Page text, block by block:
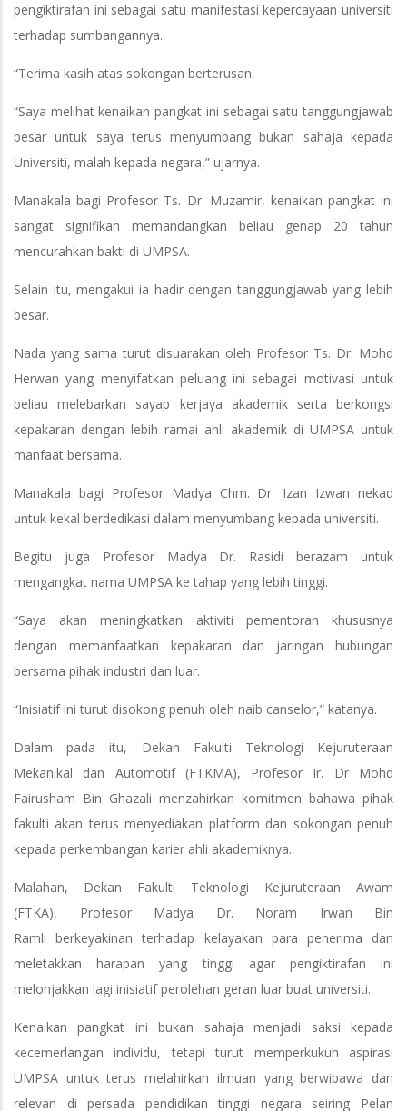
pengiktirafan ini sebagai satu manifestasi kepercayaan universiti
terhadap sumbangannya.
“Terima kasih atas sokongan berterusan.
“Saya melihat kenaikan pangkat ini sebagai satu tanggungjawab
besar untuk saya terus menyumbang bukan sahaja kepada
Universiti, malah kepada negara,” ujarnya.
Manakala bagi Profesor Ts. Dr. Muzamir, kenaikan pangkat ini
sangat signifikan memandangkan beliau genap 20 tahun
mencurahkan bakti di UMPSA.
Selain itu, mengakui ia hadir dengan tanggungjawab yang lebih
besar.
Nada yang sama turut disuarakan oleh Profesor Ts. Dr. Mohd
Herwan yang menyifatkan peluang ini sebagai motivasi untuk
beliau melebarkan sayap kerjaya akademik serta berkongsi
kepakaran dengan lebih ramai ahli akademik di UMPSA untuk
manfaat bersama.
Manakala bagi Profesor Madya Chm. Dr. Izan Izwan nekad
untuk kekal berdedikasi dalam menyumbang kepada universiti.
Begitu juga Profesor Madya Dr. Rasidi berazam untuk
mengangkat nama UMPSA ke tahap yang lebih tinggi.
“Saya akan meningkatkan aktiviti pementoran khususnya
dengan memanfaatkan kepakaran dan jaringan hubungan
bersama pihak industri dan luar.
“Inisiatif ini turut disokong penuh oleh naib canselor,” katanya.
Dalam pada itu, Dekan Fakulti Teknologi Kejuruteraan
Mekanikal dan Automotif (FTKMA), Profesor Ir. Dr Mohd
Fairusham Bin Ghazali menzahirkan komitmen bahawa pihak
fakulti akan terus menyediakan platform dan sokongan penuh
kepada perkembangan karier ahli akademiknya.
Malahan, Dekan Fakulti Teknologi Kejuruteraan Awam
(FTKA), Profesor Madya Dr. Noram Irwan Bin
Ramli berkeyakinan terhadap kelayakan para penerima dan
meletakkan harapan yang tinggi agar pengiktirafan ini
melonjakkan lagi inisiatif perolehan geran luar buat universiti.
Kenaikan pangkat ini bukan sahaja menjadi saksi kepada
kecemerlangan individu, tetapi turut memperkukuh aspirasi
UMPSA untuk terus melahirkan ilmuan yang berwibawa dan
relevan di persada pendidikan tinggi negara seiring Pelan